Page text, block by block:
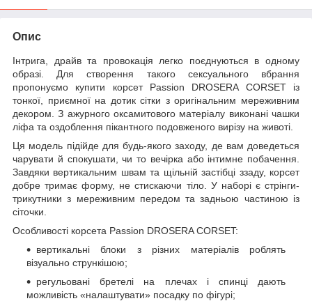
Опис
Інтрига, драйв та провокація легко поєднуються в одному
образі. Для створення такого сексуального вбрання
пропонуємо купити корсет Passion DROSERA CORSET із
тонкої, приємної на дотик сітки з оригінальним мереживним
декором. З ажурного оксамитового матеріалу виконані чашки
ліфа та оздоблення пікантного подовженого вирізу на животі.
Ця модель підійде для будь-якого заходу, де вам доведеться
чарувати й спокушати, чи то вечірка або інтимне побачення.
Завдяки вертикальним швам та щільній застібці ззаду, корсет
добре тримає форму, не стискаючи тіло. У наборі є стрінги-
трикутники з мереживним передом та задньою частиною із
сіточки.
Особливості корсета Passion DROSERA CORSET:
вертикальні блоки з різних матеріалів роблять
візуально стрункішою;
регульовані бретелі на плечах і спинці дають
можливість «налаштувати» посадку по фігурі;